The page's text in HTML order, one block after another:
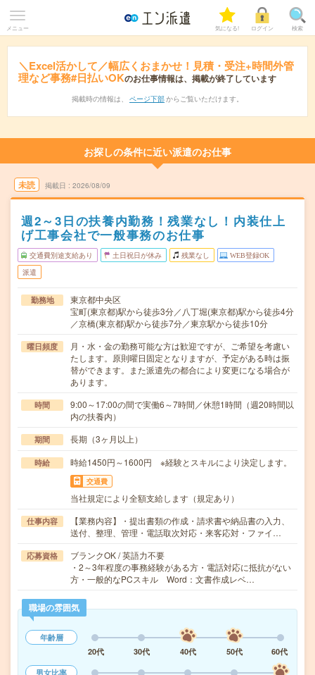
メニュー 気になる! ログイン 検索
＼Excel活かして／幅広くおまかせ！見積・受注+時間外管
理など事務#日払いOKのお仕事情報は、掲載が終了しています
掲載時の情報は、 ページ下部 からご覧いただけます。
お探しの条件に近い派遣のお仕事
未読 掲載日 2026/08/09
週2～3日の扶養内勤務！残業なし！内装仕上
げ工事会社で一般事務のお仕事
交通費別途支給あり 土日祝日が休み 残業なし WEB登録OK
派遣
勤務地
東京都中央区
宝町(東京都)駅から徒歩3分／八丁堀(東京都)駅から徒歩4分
／京橋(東京都)駅から徒歩7分／東京駅から徒歩10分
曜日頻度
月・水・金の勤務可能な方は歓迎ですが、ご希望を考慮い
たします。原則曜日固定となりますが、予定がある時は振
替ができます。また派遣先の都合により変更になる場合が
あります。
時間
9:00～17:00の間で実働6～7時間／休憩1時間（週20時間以
内の扶養内）
期間 長期（3ヶ月以上）
時給 時給1450円～1600円 ※経験とスキルにより決定します。
交通費
当社規定により全額支給します（規定あり）
仕事内容
【業務内容】・提出書類の作成・請求書や納品書の入力、
送付、整理、管理・電話取次対応・来客応対・ファイ…
応募資格
ブランクOK / 英語力不要
・2～3年程度の事務経験がある方・電話対応に抵抗がない
方・一般的なPCスキル Word：文書作成レベ…
職場の雰囲気
年齢層
20代
30代 40代 50代
60代
男女比率